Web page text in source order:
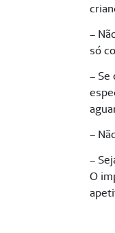
–
só
–
–
–
O